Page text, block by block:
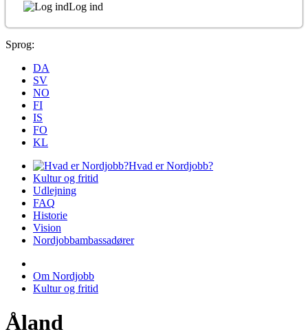
Log ind
Sprog:
DA
SV
NO
FI
IS
FO
KL
Hvad er Nordjobb?
Kultur og fritid
Udlejning
FAQ
Historie
Vision
Nordjobbambassadører
Om Nordjobb
Kultur og fritid
Åland